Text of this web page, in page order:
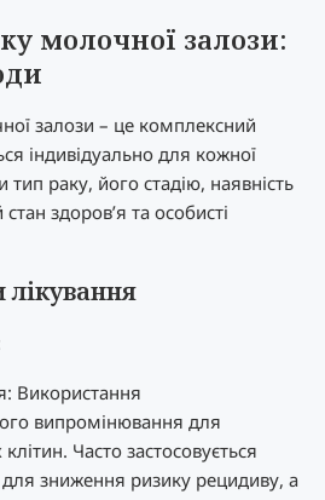
молочної залози:
залози – це комплексний
індивідуально для кожної
тип раку, його стадію, наявність
здоров’я та особисті
Використання
випромінювання для
Часто застосовується
для зниження ризику рецидиву, а